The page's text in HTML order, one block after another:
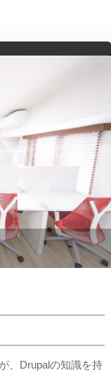
ない方へ…まずはご相談く
、Drupalの知識を持